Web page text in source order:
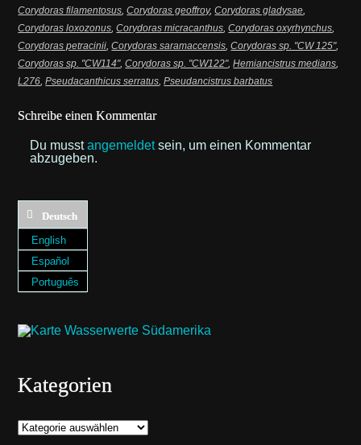
Corydoras filamentosus,Corydoras geoffroy,Corydoras gladysae,
Corydoras loxozonus,Corydoras micracanthus,Corydoras oxyrhynchus,
Corydoras petracinii,Corydoras saramaccensis,Corydoras sp. "CW 125",
Corydoras sp. "CW114",Corydoras sp. "CW122",Hemiancistrus medians,
L276,Pseudacanthicus serratus,Pseudancistrus barbatus
Schreibe einen Kommentar
Du musstangemeldetsein, um einen Kommentar
abzugeben.
Deutsch
English
Español
Português
Kategorien
Kategorien